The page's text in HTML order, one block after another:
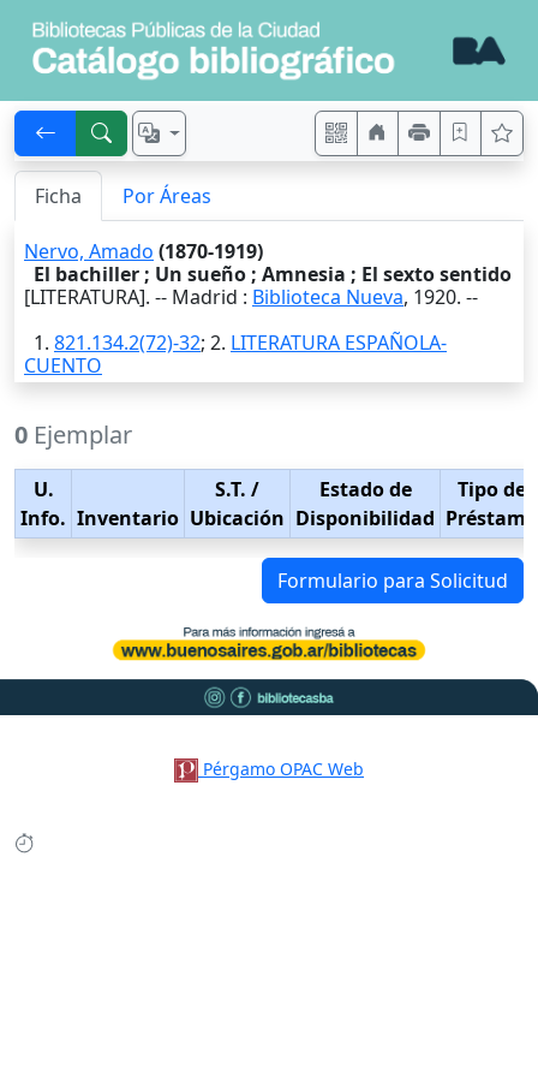
Ficha Por Áreas
Nervo, Amado (1870-1919)
El bachiller ; Un sueño ; Amnesia ; El sexto sentido
[LITERATURA]. -- Madrid : Biblioteca Nueva, 1920. --
1. 821.134.2(72)-32; 2. LITERATURA ESPAÑOLA-
CUENTO
0 Ejemplar
U.
Info. Inventario
S.T. /
Ubicación
Estado de
Disponibilidad
Tipo de
Préstamo
Formulario para Solicitud
Pérgamo OPAC Web